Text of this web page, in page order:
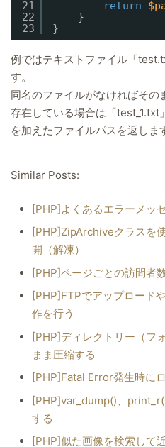
21
22
23
return
}
}
例ではテキストファイル「
す。
同名のファイルがなければその
存在している場合は「
を加えたファイルパスを返しま
Similar Posts:
[PHP]よくあるエラーメッ
[PHP]ZipArchiveクラスを
開（解凍）
[PHP]ページごとの訪問者
[PHP]FTPでアップロード
作を行う
[PHP]ディレクトリー（フ
まま圧縮する
[PHP]Fatal Error発生時に
[PHP]var_dump()、
する
[PHP]似た画像を検索して